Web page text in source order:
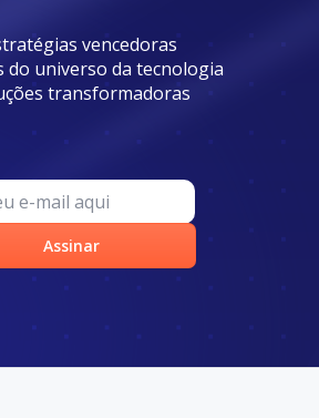
vencedoras
do universo da tecnologia
transformadoras
Assinar